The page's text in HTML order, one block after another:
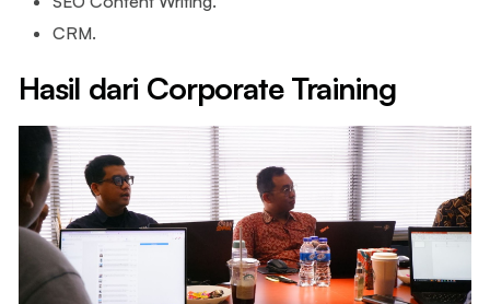
CRM.
Hasil dari Corporate Training